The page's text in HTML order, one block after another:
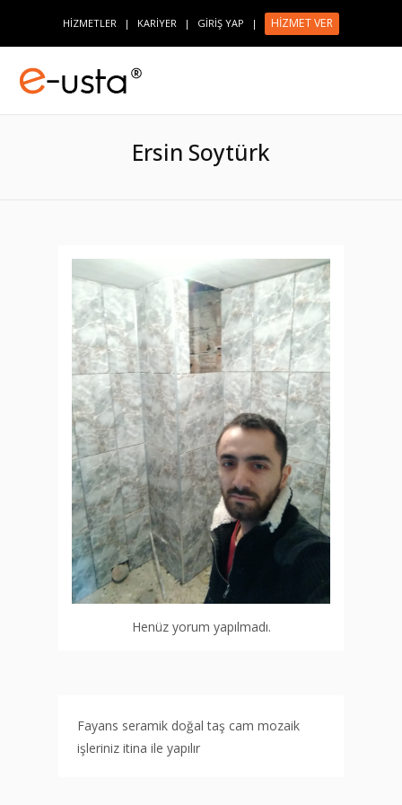
HİZMETLER | KARİYER | GİRİŞ YAP | HİZMET VER
Ersin Soytürk
Henüz yorum yapılmadı.
Fayans seramik doğal taş cam mozaik
işleriniz itina ile yapılır